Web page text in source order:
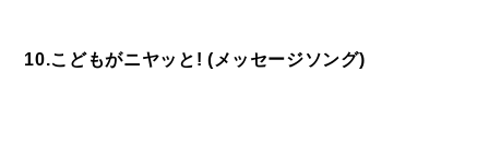
10.こどもがニヤッと! (メッセージソング)